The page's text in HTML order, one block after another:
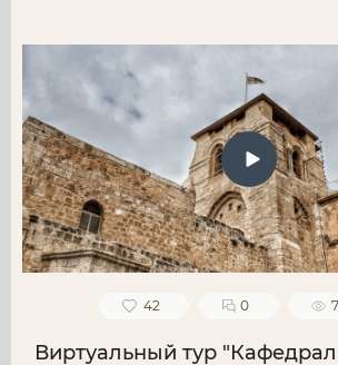
42 0
Виртуальный тур